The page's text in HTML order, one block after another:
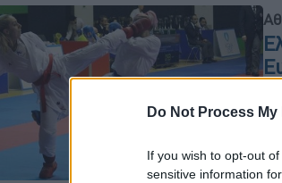
Do Not Process
If you wish to opt-out
sensitive information